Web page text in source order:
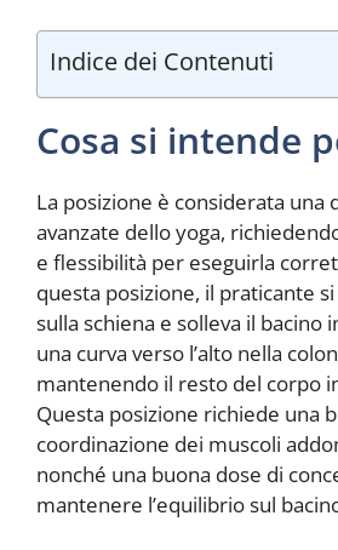
Indice dei Contenuti
Cosa si intende
La posizione è considerata una
avanzate dello yoga,
e flessibilità per eseguirla
questa posizione, il praticante
sulla schiena e solleva il bacino
una curva verso l’alto nella
mantenendo il resto del corpo
Questa posizione richiede una
coordinazione dei muscoli
nonché una buona dose di
mantenere l’equilibrio sul